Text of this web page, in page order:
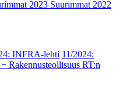
2023 Suurimmat 2022
INFRA-lehti 11/2024:
Rakennusteollisuus RT:n